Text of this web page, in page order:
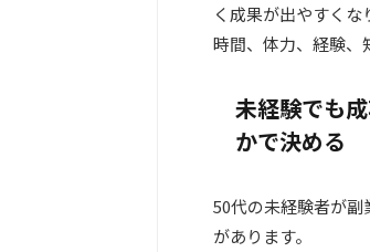
く成果が出やすくな
時間、体力、経験、
未経験でも
かで決める
50代の未経験者が
があります。